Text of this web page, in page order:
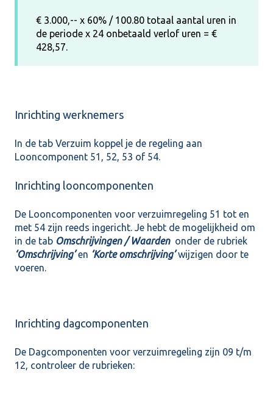
€ 3.000,-- x 60% / 100.80 totaal aantal uren in
de periode x 24 onbetaald verlof uren = €
428,57.
Inrichting werknemers
In de tab Verzuim koppel je de regeling aan
Looncomponent 51, 52, 53 of 54.
Inrichting looncomponenten
De Looncomponenten voor verzuimregeling 51 tot en
met 54 zijn reeds ingericht. Je hebt de mogelijkheid om
in de tab Omschrijvingen / Waardenonder de rubriek
‘Omschrijving’en ‘Korte omschrijving’wijzigen door te
voeren.
Inrichting dagcomponenten
De Dagcomponenten voor verzuimregeling zijn 09 t/m
12, controleer de rubrieken: